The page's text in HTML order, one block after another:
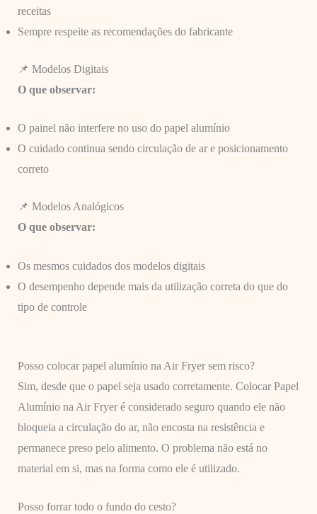
receitas
Sempre respeite as recomendações do fabricante
📌 Modelos Digitais
O que observar:
O painel não interfere no uso do papel alumínio
O cuidado continua sendo circulação de ar e posicionamento
correto
📌 Modelos Analógicos
O que observar:
Os mesmos cuidados dos modelos digitais
O desempenho depende mais da utilização correta do que do
tipo de controle
Posso colocar papel alumínio na Air Fryer sem risco?
Sim, desde que o papel seja usado corretamente. Colocar Papel
Alumínio na Air Fryer é considerado seguro quando ele não
bloqueia a circulação do ar, não encosta na resistência e
permanece preso pelo alimento. O problema não está no
material em si, mas na forma como ele é utilizado.
Posso forrar todo o fundo do cesto?